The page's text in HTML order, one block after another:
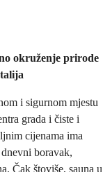
okruženje prirode
i sigurnom mjestu
grada i čiste i
cijenama ima
boravak,
Čak štoviše, sauna u